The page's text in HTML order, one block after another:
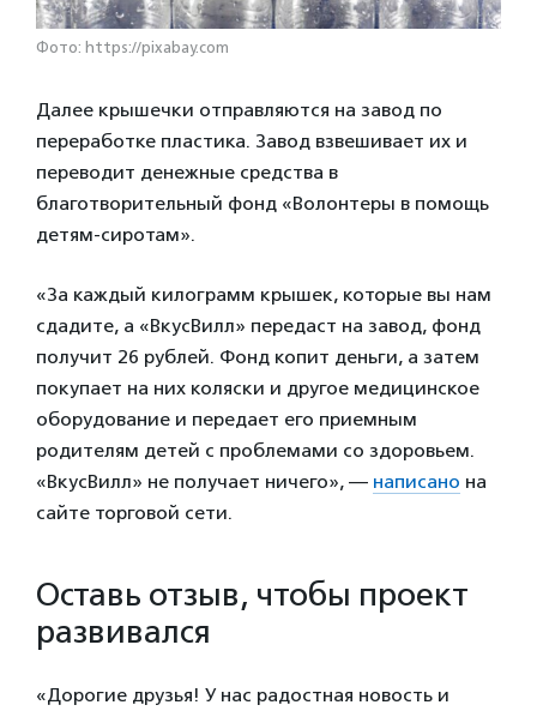
Фото: https://pixabay.com
Далее крышечки отправляются на завод по
переработке пластика. Завод взвешивает их и
переводит денежные средства в
благотворительный фонд «Волонтеры в помощь
детям-сиротам».
«За каждый килограмм крышек, которые вы нам
сдадите, а «ВкусВилл» передаст на завод, фонд
получит 26 рублей. Фонд копит деньги, а затем
покупает на них коляски и другое медицинское
оборудование и передает его приемным
родителям детей с проблемами со здоровьем.
«ВкусВилл» не получает ничего», — написано на
сайте торговой сети.
Оставь отзыв, чтобы проект
развивался
«Дорогие друзья! У нас радостная новость и